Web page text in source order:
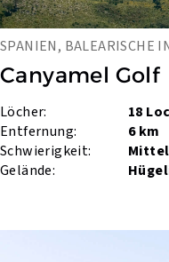
SPANIEN, BALEARISCHE
Canyamel Golf
Löcher:
18
Entfernung:
6 km
Schwierigkeit:
Mittel
Gelände: